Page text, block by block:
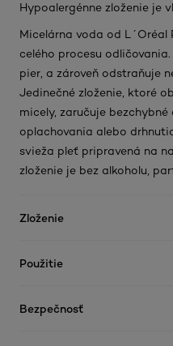
Hypoalergénne zloženie je
Micelárna voda od
celého procesu
pier, a zároveň odstraňuje
Jedinečné zloženie, ktoré
micely, zaručuje
oplachovania alebo
svieža pleť pripravená na
zloženie je bez alkoholu,
Zloženie
Použitie
Bezpečnosť